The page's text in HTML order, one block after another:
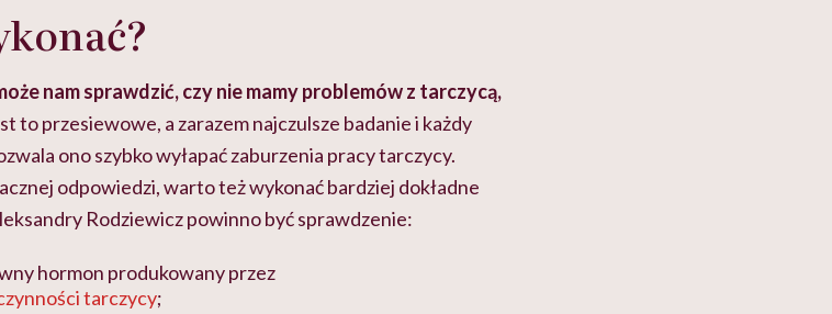
nam sprawdzić, czy nie mamy problemów z tarczycą,
to przesiewowe, a zarazem najczulsze badanie i każdy
ono szybko wyłapać zaburzenia pracy tarczycy.
odpowiedzi, warto też wykonać bardziej dokładne
Rodziewicz powinno być sprawdzenie:
hormon produkowany przez
tarczycy;